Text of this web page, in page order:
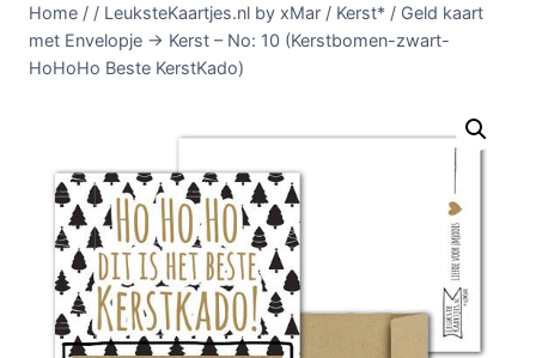
Home / / LeuksteKaartjes.nl by xMar / Kerst* / Geld kaart
met Envelopje -> Kerst – No: 10 (Kerstbomen-zwart-
HoHoHo Beste KerstKado)